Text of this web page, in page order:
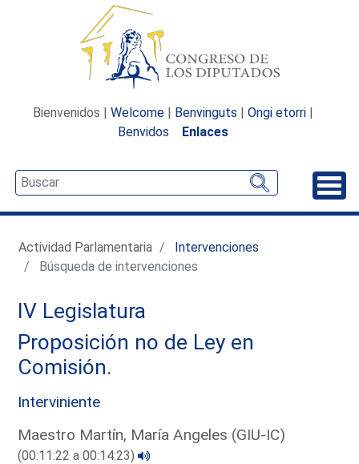
Bienvenidos | Welcome | Benvinguts | Ongi etorri |
Benvidos
Enlaces
Actividad Parlamentaria
Intervenciones
Búsqueda de intervenciones
IV Legislatura
Proposición no de Ley en
Comisión.
Interviniente
Maestro Martín, María Angeles (GIU-IC)
(00:11:22 a 00:14:23)